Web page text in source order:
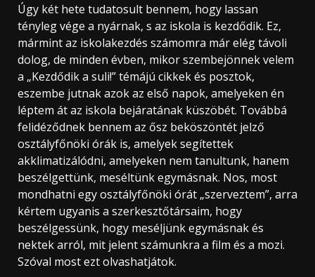
Úgy két hete tudatosult bennem, hogy lassan
tényleg vége a nyárnak, s az iskola is kezdődik. Ez,
mármint az iskolakezdés számomra már elég távoli
dolog, de minden évben, mikor szembejönnek velem
a „Kezdődik a suli!” témájú cikkek és posztok,
eszembe jutnak azok az első napok, amelyeken én
léptem át az iskola bejáratának küszöbét. Továbbá
felidéződnek bennem az ősz beköszöntét jelző
osztályfőnöki órák is, amelyek segítettek
akklimatizálódni, amelyeken nem tanultunk, hanem
beszélgettünk, meséltünk egymásnak. Nos, most
mondhatni egy osztályfőnöki órát „szerveztem”, arra
kértem ugyanis a szerkesztőtársaim, hogy
beszélgessünk, hogy meséljünk egymásnak és
nektek arról, mit jelent számunkra a film és a mozi.
Szóval most ezt olvashatjátok.